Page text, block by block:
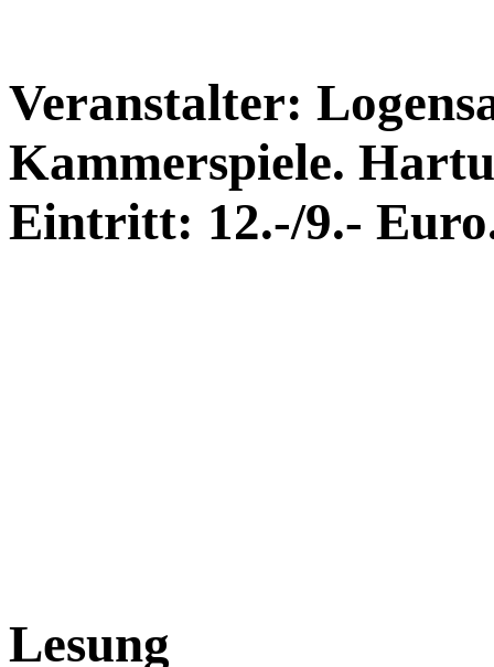
Veranstalter:
Kammerspiele.
Eintritt: 12.-/9.-
Lesung